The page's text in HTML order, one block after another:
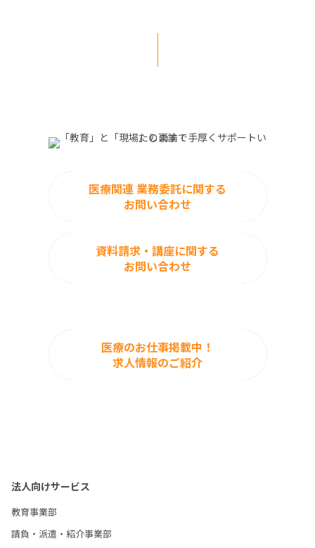
医療関連 業務委託に関する
お問い合わせ
資料請求・講座に関する
お問い合わせ
医療のお仕事掲載中！
求人情報のご紹介
法人向けサービス
教育事業部
請負・派遣・紹介事業部